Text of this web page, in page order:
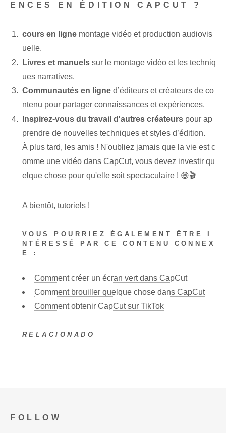
ENCES EN ÉDITION CAPCUT ?
cours en ligne montage vidéo et production audiovis
uelle.
Livres et manuels sur le montage vidéo et les techniq
ues narratives.
Communautés en ligne ‌d’⁣éditeurs et créateurs de co
ntenu‌ pour partager connaissances et expériences.
Inspirez-vous du travail d'autres créateurs pour ap
prendre de nouvelles techniques et styles d’édition.
À plus tard,⁢ les amis ! N'oubliez jamais que la vie est c
omme une vidéo dans CapCut, vous devez investir qu
elque chose pour qu'elle soit spectaculaire ! 😄🎬
A bientôt, tutoriels !
VOUS POURRIEZ ÉGALEMENT ÊTRE I
NTÉRESSÉ PAR CE CONTENU CONNEX
E :
Comment créer un écran vert dans CapCut
Comment brouiller quelque chose dans CapCut
Comment obtenir CapCut sur TikTok
RELACIONADO
FOLLOW